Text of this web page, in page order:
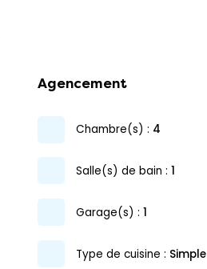
Agencement
chambre(s) : 4
salle(s) de bain : 1
garage(s) : 1
Type de cuisine : Simple